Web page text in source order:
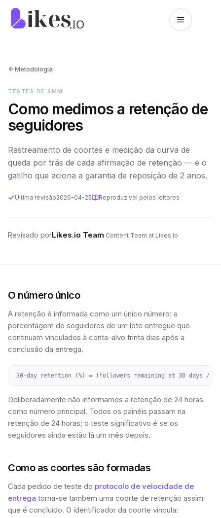
Pular para o conteúdo
Página inicial da Likes.io
Metodologia
TESTES DE SMM
Como medimos a retenção de
seguidores
Rastreamento de coortes e medição da curva de
queda por trás de cada afirmação de retenção — e o
gatilho que aciona a garantia de reposição de 2 anos.
Última revisão2026-04-25 Reproduzível pelos leitores
Revisado porLikes.io Team·Content Team at Likes.io
O número único
A retenção é informada como um único número: a
porcentagem de seguidores de um lote entregue que
continuam vinculados à conta-alvo trinta dias após a
conclusão da entrega.
30-day retention (%) = (followers remaining at 30 days /
Deliberadamente não informamos a retenção de 24 horas
como número principal. Todos os painéis passam na
retenção de 24 horas; o teste significativo é se os
seguidores ainda estão lá um mês depois.
Como as coortes são formadas
Cada pedido de teste do protocolo de velocidade de
entrega torna-se também uma coorte de retenção assim
que é concluído. O identificador da coorte vincula: